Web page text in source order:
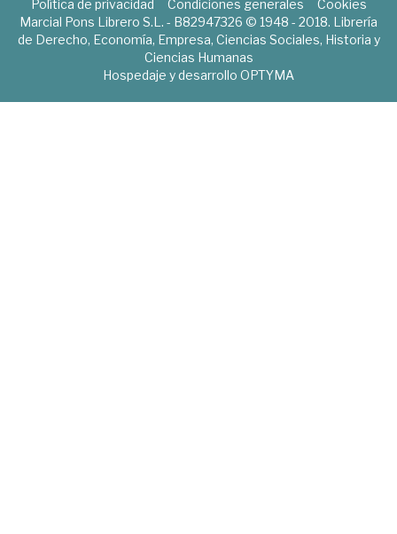
Política de privacidad Condiciones generales
Cookies
Marcial Pons Librero S.L. - B82947326 © 1948 - 2018. Librería
de Derecho, Economía, Empresa, Ciencias Sociales, Historia y
Ciencias Humanas
Hospedaje y desarrollo OPTYMA